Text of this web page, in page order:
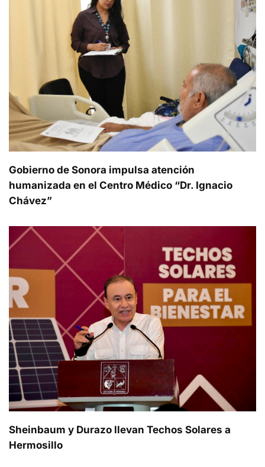
Gobierno de Sonora impulsa atención
humanizada en el Centro Médico “Dr. Ignacio
Chávez”
Sheinbaum y Durazo llevan Techos Solares a
Hermosillo